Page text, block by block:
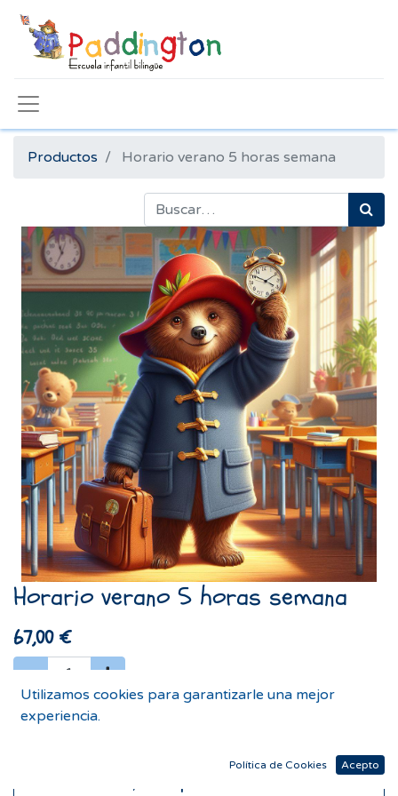
Productos Horario verano 5 horas semana
Horario verano 5 horas semana
67,00€
Utilizamos cookies para garantizarle una mejor
experiencia.
Política de Cookies Acepto